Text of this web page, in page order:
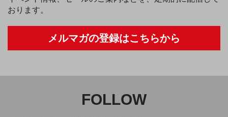
おります。
メルマガの登録はこちらから
FOLLOW